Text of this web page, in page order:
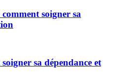
soigner sa
sa dépendance et